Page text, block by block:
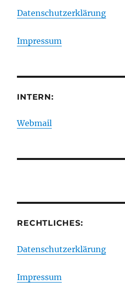
Datenschutzerklärung
Impressum
INTERN:
Webmail
RECHTLICHES:
Datenschutzerklärung
Impressum